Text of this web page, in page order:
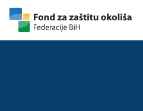
Skip to content
Skip to footer